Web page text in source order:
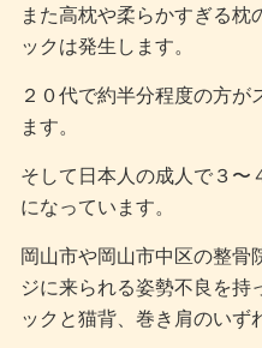
また高枕や柔らかすぎる枕
ックは発生します。
２０代で約半分程度の方が
ます。
そして日本人の成人で３〜
になっています。
岡山市や岡山市中区の整骨
ジに来られる姿勢不良を持
ックと猫背、巻き肩のいず